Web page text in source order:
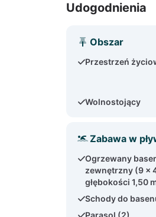
Udogodnienia
Obszar
Przestrzeń
Wolnostojący
Zabawa w
Ogrzewany
zewnętrzny (9 x
głębokości 1,50
Schody do
Parasol (2)